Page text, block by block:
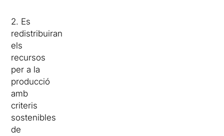
2. Es
redistribuiran
els
recursos
per a la
producció
amb
criteris
sostenibles
de